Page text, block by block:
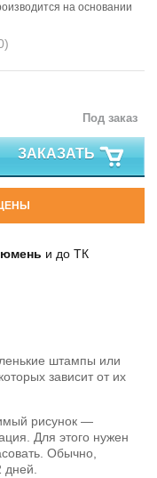
на основании
)
Под заказ
ЗАКАЗАТЬ
и до ТК
штампы или
зависит от их
рисунок —
Для этого нужен
Обычно,
дней.